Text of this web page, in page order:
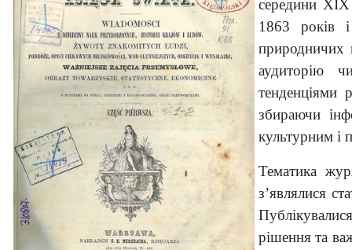
середини
1863 років
природничих
аудиторію
тенденціями
збираючи
культурним і
Тематика
з’являлися
рішення та